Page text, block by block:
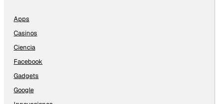
Apps
Casinos
Ciencia
Facebook
Gadgets
Google